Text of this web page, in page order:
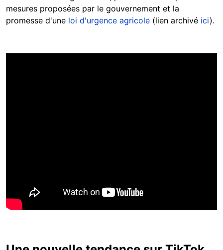
mesures proposées par le gouvernement et la
promesse d'une loi d'urgence agricole (lien archivé ici).